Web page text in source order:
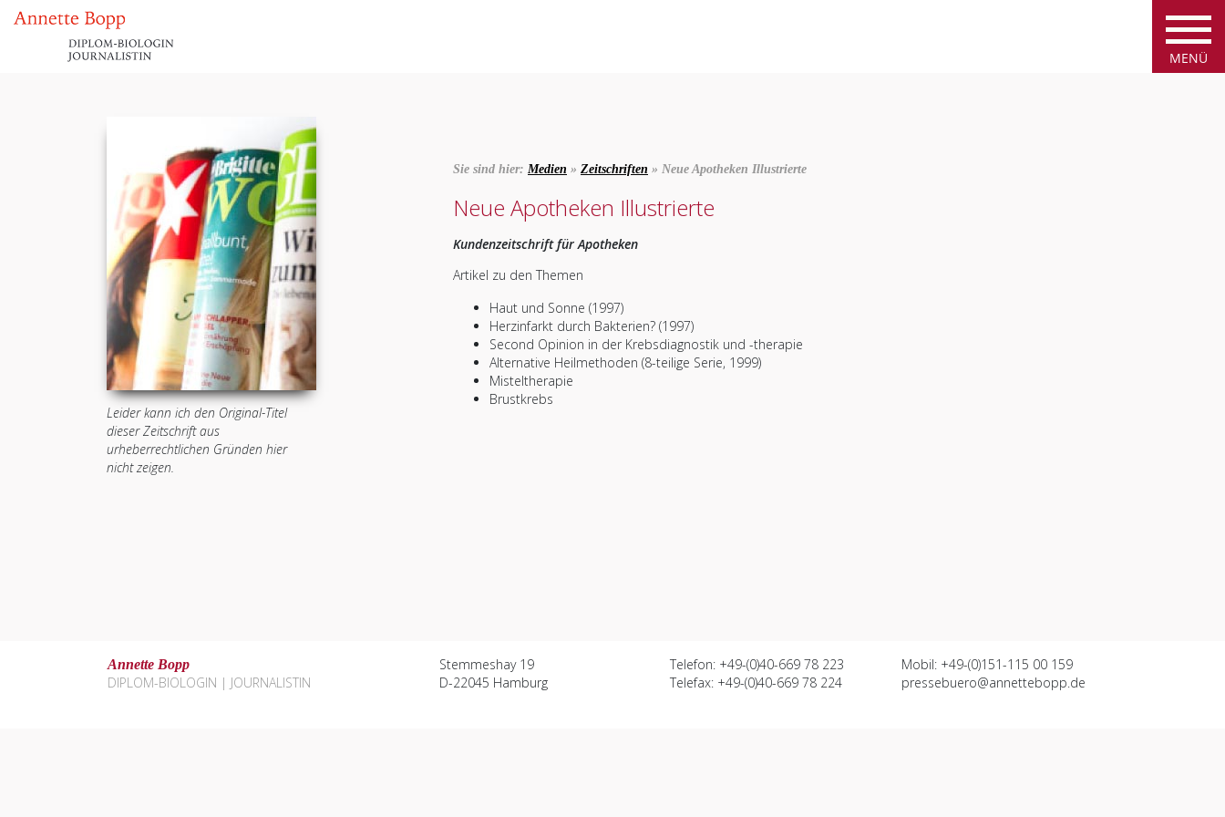
Leider kann ich den Original-Titel
dieser Zeitschrift aus
urheberrechtlichen Gründen hier
nicht zeigen.
Sie sind hier: Medien » Zeitschriften » Neue Apotheken Illustrierte
Neue Apotheken Illustrierte
Kundenzeitschrift für Apotheken
Artikel zu den Themen
Haut und Sonne (1997)
Herzinfarkt durch Bakterien? (1997)
Second Opinion in der Krebsdiagnostik und -therapie
Alternative Heilmethoden (8-teilige Serie, 1999)
Misteltherapie
Brustkrebs
Annette Bopp
DIPLOM-BIOLOGIN | JOURNALISTIN
Stemmeshay 19
D-22045 Hamburg
Telefon: +49-(0)40-669 78 223
Telefax: +49-(0)40-669 78 224
Mobil: +49-(0)151-115 00 159
pressebuero@annettebopp.de